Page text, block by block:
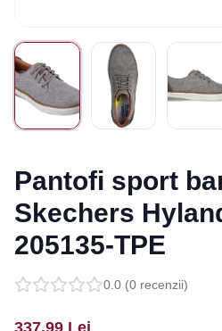
Pantofi sport
Skechers
205135-TPE
0.0 (0 recenzii)
337,99 Lei